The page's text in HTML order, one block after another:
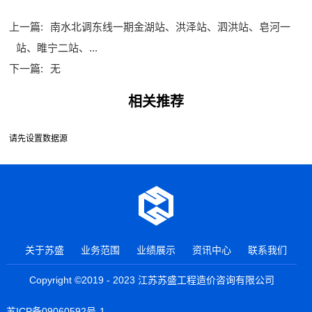
上一篇:
南水北调东线一期金湖站、洪泽站、泗洪站、皂河一
站、睢宁二站、...
下一篇:
无
相关推荐
请先设置数据源
关于苏盛 业务范围 业绩展示 资讯中心 联系我们
Copyright ©2019 - 2023 江苏苏盛工程造价咨询有限公司